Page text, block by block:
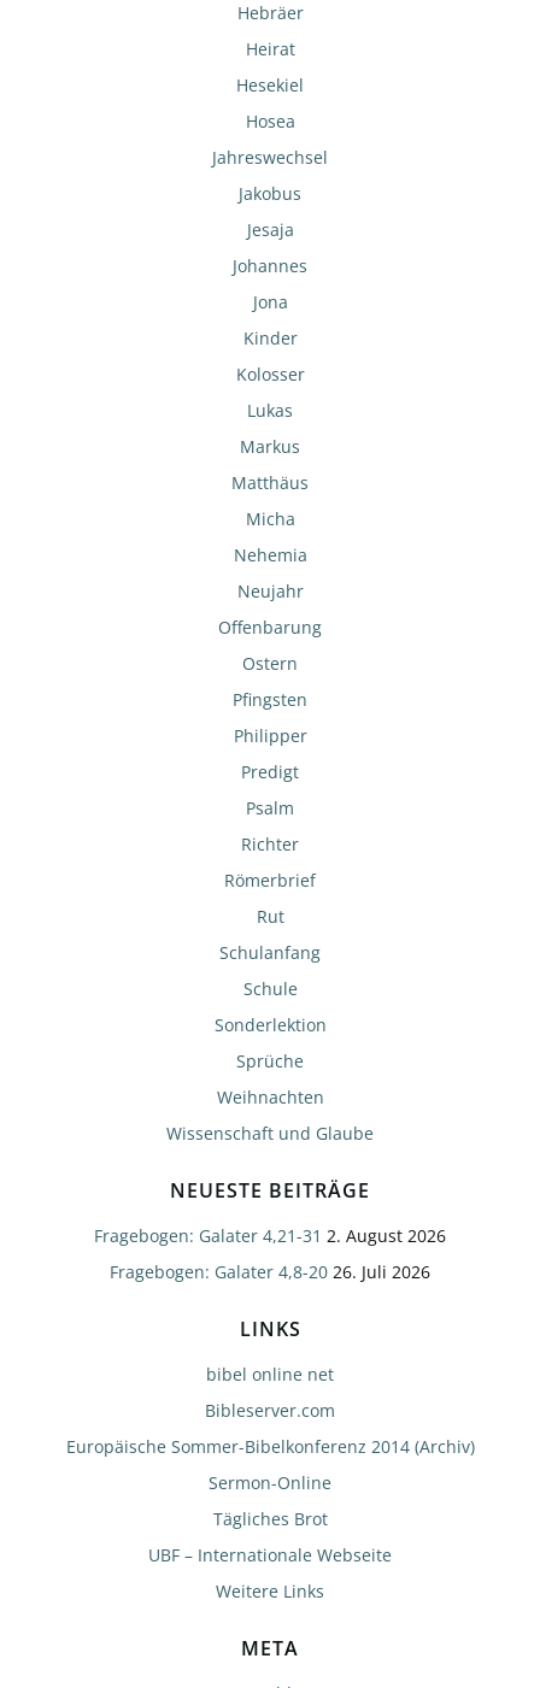
Hebräer
Heirat
Hesekiel
Hosea
Jahreswechsel
Jakobus
Jesaja
Johannes
Jona
Kinder
Kolosser
Lukas
Markus
Matthäus
Micha
Nehemia
Neujahr
Offenbarung
Ostern
Pfingsten
Philipper
Predigt
Psalm
Richter
Römerbrief
Rut
Schulanfang
Schule
Sonderlektion
Sprüche
Weihnachten
Wissenschaft und Glaube
NEUESTE BEITRÄGE
Fragebogen: Galater 4,21-31 2. August 2026
Fragebogen: Galater 4,8-20 26. Juli 2026
LINKS
bibel online net
Bibleserver.com
Europäische Sommer-Bibelkonferenz 2014 (Archiv)
Sermon-Online
Tägliches Brot
UBF – Internationale Webseite
Weitere Links
META